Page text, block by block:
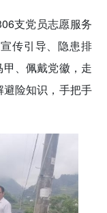
支党员志愿服务
传引导、隐患排
、佩戴党徽，走
险知识，手把手